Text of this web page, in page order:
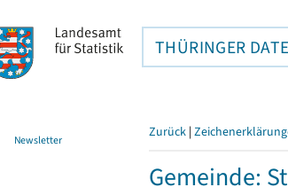
THÜRINGER
Newsletter Zurück |
Gemeinde: